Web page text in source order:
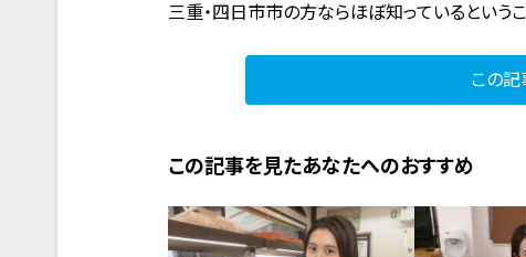
三重・四日市市の方ならほぼ知っているという
この
この記事を見たあなたへのおすすめ